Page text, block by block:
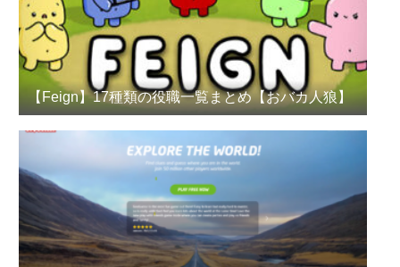
【Feign】17種類の役職一覧まとめ【おバカ人狼】